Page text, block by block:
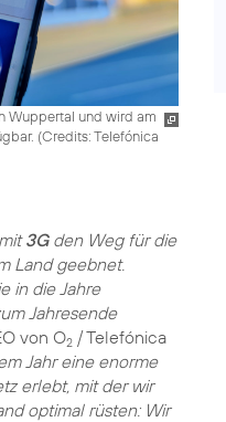
Wuppertal und wird am
(Credits: Telefónica
3Gden Weg für die
Land geebnet.
in die Jahre
Jahresende
von O2/ Telefónica
Jahr eine enorme
erlebt, mit der wir
optimal rüsten: Wir